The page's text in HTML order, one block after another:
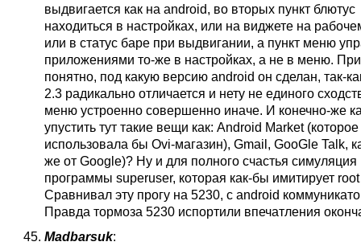
выдвигается как на android, во вторых пункт блютус
находиться в настройках, или на виджете на
или в статус баре при выдвигании, а пункт меню
приложениями то-же в настройках, а не в меню.
понятно, под какую версию android он сделан, так-
2.3 радикально отличается и нету не единого
меню устроенно совершенно иначе. И конечно-же
упустить тут такие вещи как: Android Market (которое
использовала бы Ovi-магазин), Gmail, GooGle Talk,
же от Google)? Ну и для полного счастья симуляция
программы superuser, которая как-бы имитирует
Сравнивал эту прогу на 5230, с android
Правда тормоза 5230 испортили впечатления
Madbarsuk: